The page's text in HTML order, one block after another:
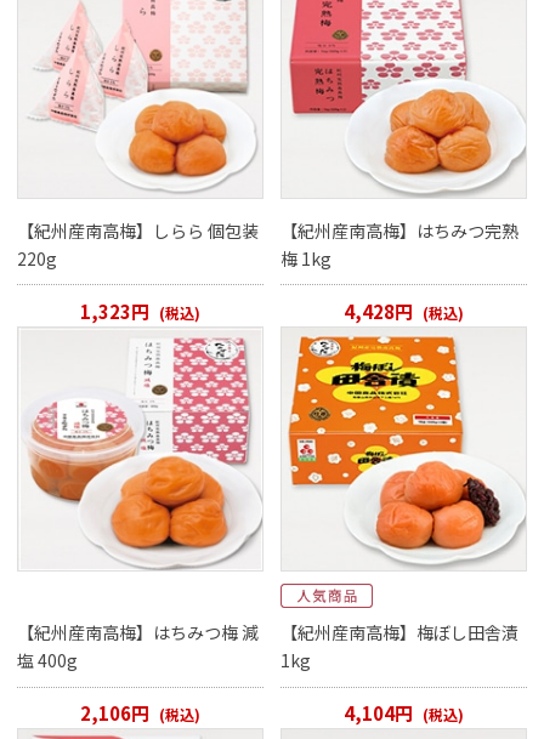
【紀州産南高梅】しらら 個包装
220g
1,323円 (税込)
【紀州産南高梅】はちみつ完熟
梅 1kg
4,428円 (税込)
【紀州産南高梅】はちみつ梅 減
塩 400g
2,106円 (税込)
【紀州産南高梅】梅ぼし田舎漬
1kg
4,104円 (税込)